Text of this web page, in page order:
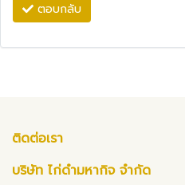
ตอบกลับ
ติดต่อเรา
บริษัท ไก่ดำมหากิจ จำกัด